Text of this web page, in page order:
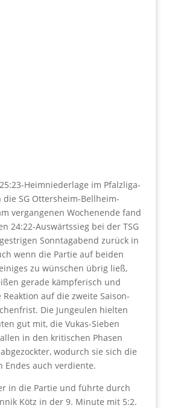
Heimniederlage im Pfalzliga-
die SG Ottersheim-Bellheim-
vergangenen Wochenende fand
24:22-Auswärtssieg bei der TSG
Sonntagabend zurück in
wenn die Partie auf beiden
zu wünschen übrig ließ,
gerade kämpferisch und
auf die zweite Saison-
Die Jungeulen hielten
gut mit, die Vukas-Sieben
in den kritischen Phasen
wodurch sie sich die
Endes auch verdiente.
in die Partie und führte durch
Kötz in der 9. Minute mit 5:2.